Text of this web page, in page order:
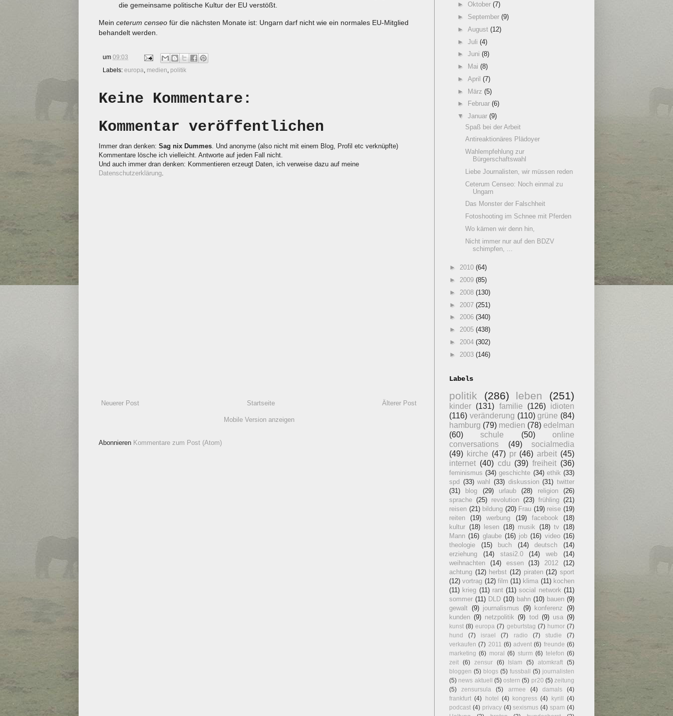
die gemeinsame politische Kultur der EU verstößt.
Mein ceterum censeo für die nächsten Monate ist: Ungarn darf nicht wie ein normales EU-Mitglied
behandelt werden.
um 09:03
Labels: europa medien politik
Keine Kommentare:
Kommentar veröffentlichen
Immer dran denken: Sag nix Dummes. Und anonyme (also nicht mit einem Blog, Profil etc verknüpfte)
Kommentare lösche ich vielleicht. Antworte auf jeden Fall nicht.
Und auch immer dran denken: Kommentieren erzeugt Daten, ich verweise dazu auf meine
Datenschutzerklärung.
Neuerer Post Älterer Post
Startseite
Mobile Version anzeigen
Abonnieren Kommentare zum Post (Atom)
► Oktober (7)
► September (9)
► August (12)
► Juli (4)
► Juni (8)
►
Mai (8)
► April (7)
► März (5)
►
Februar (6)
▼ Januar (9)
Spaß bei der Arbeit
Antireaktionäres Plädoyer
Wahlempfehlung zur
Bürgerschaftswahl
Liebe Journalisten, wir müssen reden
Ceterum Censeo: Noch einmal zu
Ungarn
Das Monster der Falschheit
Fotoshooting im Schnee mit Pferden
Wo kämen wir denn hin,
Nicht immer nur auf den BDZV
schimpfen, ...
► 2010 (64)
► 2009 (85)
► 2008 (130)
► 2007 (251)
► 2006 (340)
► 2005 (438)
► 2004 (302)
► 2003 (146)
Labels
politik (286) leben (251)
kinder (131) familie (126)
idioten
(116) veränderung (110) grüne (84)
hamburg (79) medien (78) edelman
(60)
schule (50)
online
conversations
(49)
socialmedia
(49) kirche (47) pr (46) arbeit (45)
internet (40) cdu (39) freiheit (36)
feminismus (34) geschichte (34) ethik (33)
spd (33) wahl (33) diskussion (31) twitter
(31)
blog (29) urlaub (28) religion
(26)
sprache (25) revolution (23) frühling (21)
reisen (21) bildung (20) Frau (19) reise (19)
reiten
(19) werbung (19) facebook
(18)
kultur (18) lesen (18) musik (18) tv
(18)
Mann (16) glaube (16) job (16) video (16)
theologie
(15) buch (14) deutsch
(14)
erziehung
(14) stasi2.0 (14) web
(14)
weihnachten
(14) essen (13) 2012
(12)
achtung (12) herbst (12) piraten (12) sport
(12) vortrag (12) film (11) klima (11) kochen
(11) krieg (11) rant (11) social network (11)
sommer (11) DLD (10) bahn (10) bauen (9)
gewalt (9) journalismus (9) konferenz
(9)
kunden (9) netzpolitik (9) tod (9) usa (9)
kunst (8) europa (7) geburtstag (7) humor (7)
hund
(7) israel (7) radio (7) studie
(7)
verkaufen (7) 2011 (6) advent (6) freunde (6)
marketing (6) moral (6) sturm (6) telefon (6)
zeit
(6) zensur (6) Islam (5) atomkraft
(5)
bloggen (5) blogs (5) fussball (5) journalisten
(5) news aktuell (5) ostern (5) pr20 (5) zeitung
(5)
zensursula (5) armee (4) damals
(4)
frankfurt (4) hotel (4) kongress (4) kyrill (4)
podcast (4) privacy (4) sexismus (4) spam (4)